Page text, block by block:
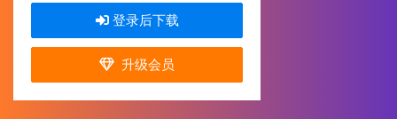
登录后下载
升级会员